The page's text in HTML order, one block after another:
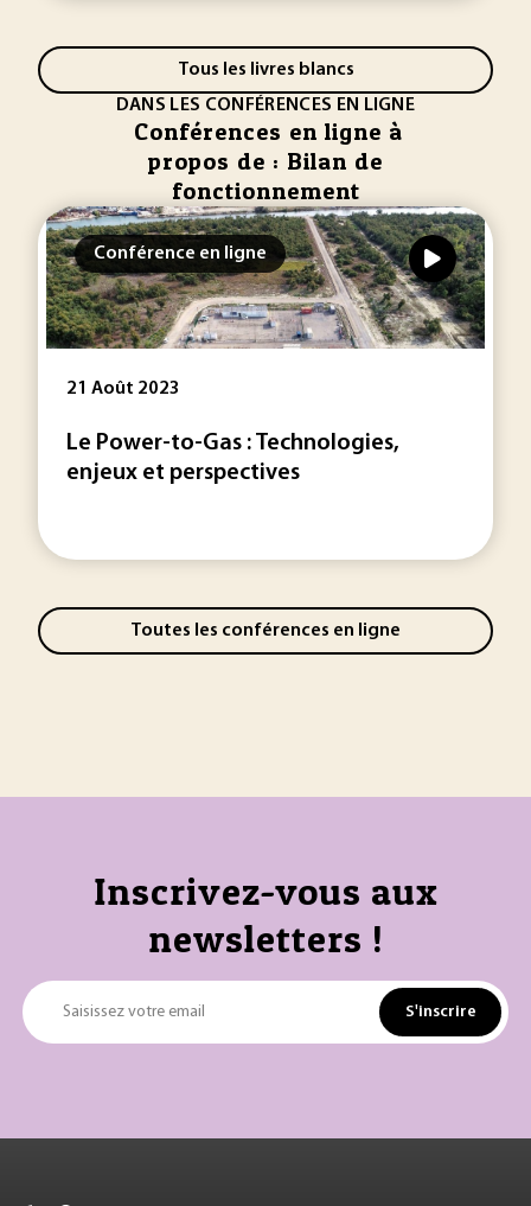
Tous les livres blancs
DANS LES CONFÉRENCES EN LIGNE
Conférences en ligne à
propos de : Bilan de
fonctionnement
Conférence en ligne
21 Août 2023
Le Power-to-Gas : Technologies,
enjeux et perspectives
Toutes les conférences en ligne
Inscrivez-vous aux
newsletters !
Saisissez votre email S'inscrire